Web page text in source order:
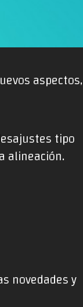
aspectos,
tipo
alineación.
novedades y